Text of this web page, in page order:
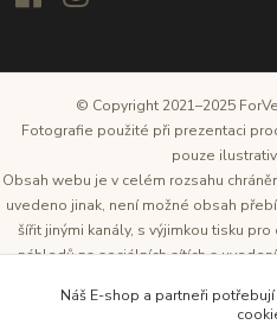
© Copyright 2021–2025
Fotografie použité při prezentaci
pouze
Obsah webu je v celém rozsahu
uvedeno jinak, není možné obsah
šířit jinými kanály, s výjimkou tisku
náhledů na sociálních sítích s
těchto webových
Náš E-shop a partneři potřebují